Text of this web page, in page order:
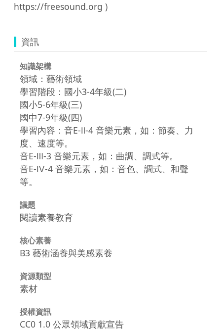
資訊
知識架構
領域：藝術領域
學習階段：國小3-4年級(二)
國小5-6年級(三)
國中7-9年級(四)
學習內容：音E-Ⅱ-4 音樂元素，如：節奏、力
度、速度等。
音E-Ⅲ-3 音樂元素，如：曲調、調式等。
音E-Ⅳ-4 音樂元素，如：音色、調式、和聲
等。
議題
閱讀素養教育
核心素養
B3 藝術涵養與美感素養
資源類型
素材
授權資訊
CC0 1.0 公眾領域貢獻宣告